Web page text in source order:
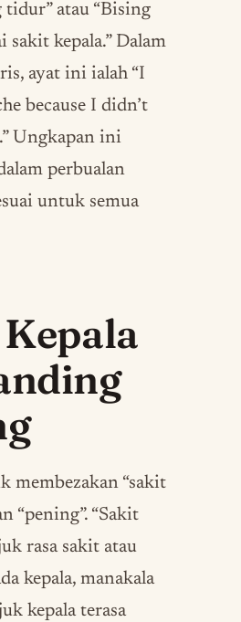
tidur” atau “Bising
sakit kepala.” Dalam
ayat ini ialah “I
because I didn’t
Ungkapan ini
perbualan
untuk semua
membezakan “sakit
“pening”. “Sakit
rasa sakit atau
kepala, manakala
kepala terasa